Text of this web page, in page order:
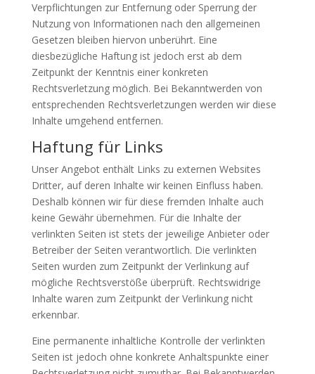
Verpflichtungen zur Entfernung oder Sperrung der
Nutzung von Informationen nach den allgemeinen
Gesetzen bleiben hiervon unberührt. Eine
diesbezügliche Haftung ist jedoch erst ab dem
Zeitpunkt der Kenntnis einer konkreten
Rechtsverletzung möglich. Bei Bekanntwerden von
entsprechenden Rechtsverletzungen werden wir diese
Inhalte umgehend entfernen.
Haftung für Links
Unser Angebot enthält Links zu externen Websites
Dritter, auf deren Inhalte wir keinen Einfluss haben.
Deshalb können wir für diese fremden Inhalte auch
keine Gewähr übernehmen. Für die Inhalte der
verlinkten Seiten ist stets der jeweilige Anbieter oder
Betreiber der Seiten verantwortlich. Die verlinkten
Seiten wurden zum Zeitpunkt der Verlinkung auf
mögliche Rechtsverstöße überprüft. Rechtswidrige
Inhalte waren zum Zeitpunkt der Verlinkung nicht
erkennbar.
Eine permanente inhaltliche Kontrolle der verlinkten
Seiten ist jedoch ohne konkrete Anhaltspunkte einer